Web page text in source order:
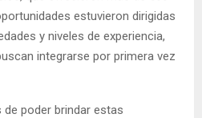
estuvieron dirigidas
y niveles de experiencia,
integrarse por primera vez
poder brindar estas